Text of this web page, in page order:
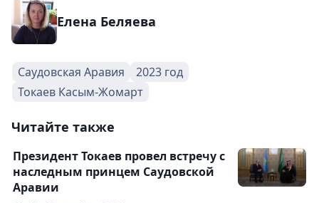
Елена Беляева
Саудовская Аравия
2023 год
Токаев Касым-Жомарт
Читайте также
Президент Токаев провел встречу с
наследным принцем Саудовской
Аравии